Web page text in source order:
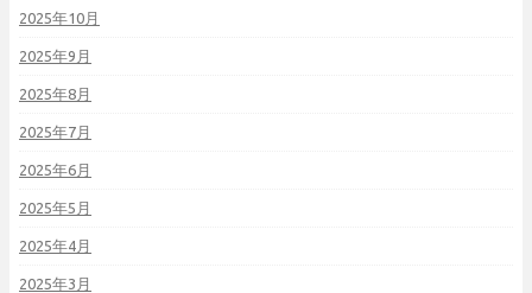
2025年10月
2025年9月
2025年8月
2025年7月
2025年6月
2025年5月
2025年4月
2025年3月